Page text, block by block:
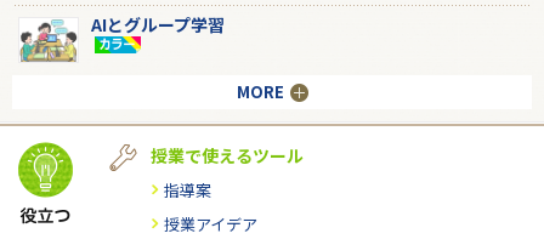
AIとグループ学習
MORE
授業で使えるツール
指導案
授業アイデア